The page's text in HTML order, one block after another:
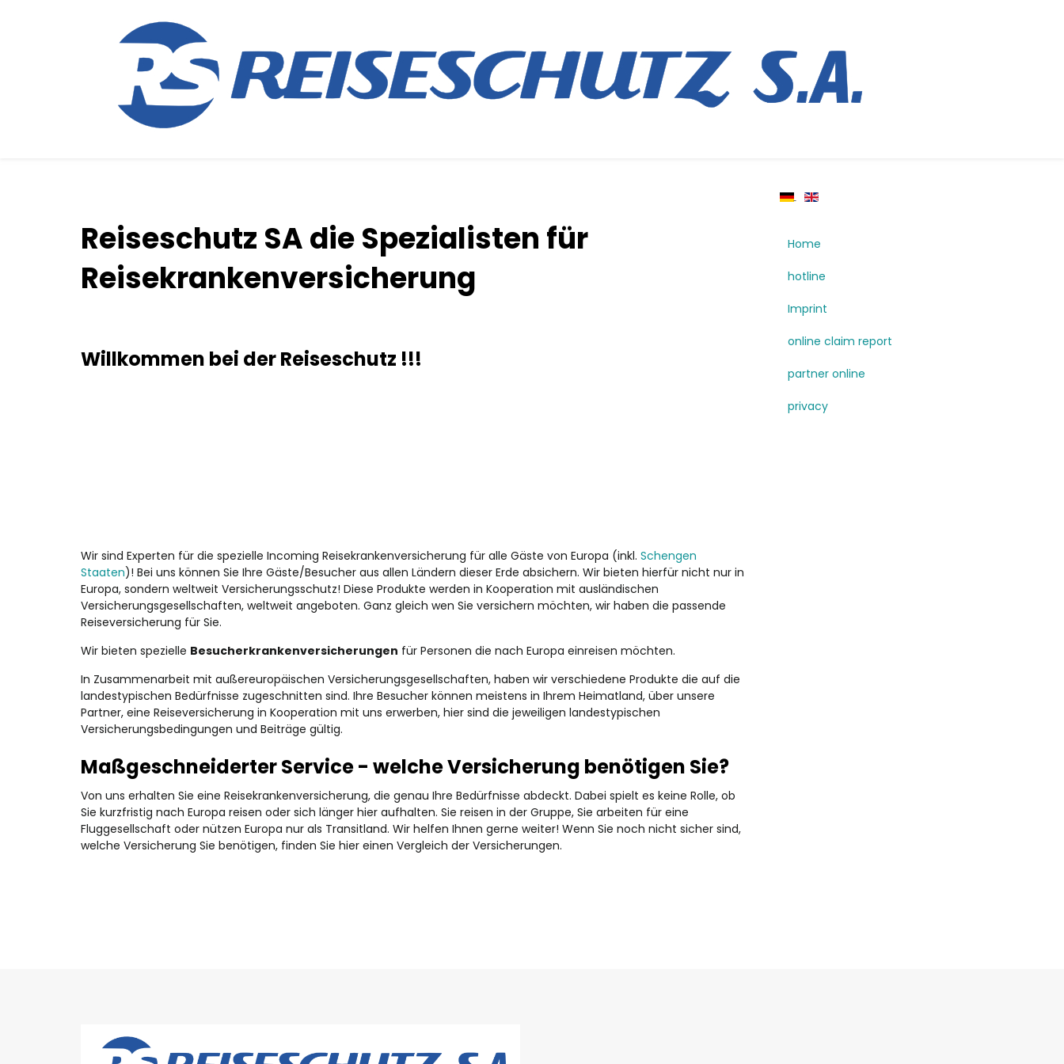
Reiseschutz SA die Spezialisten für
Reisekrankenversicherung
Willkommen bei der Reiseschutz !!!
Wir sind Experten für die spezielle Incoming Reisekrankenversicherung für alle Gäste von Europa (inkl. Schengen
Staaten)! Bei uns können Sie Ihre Gäste/Besucher aus allen Ländern dieser Erde absichern. Wir bieten hierfür nicht nur in
Europa, sondern weltweit Versicherungsschutz! Diese Produkte werden in Kooperation mit ausländischen
Versicherungsgesellschaften, weltweit angeboten. Ganz gleich wen Sie versichern möchten, wir haben die passende
Reiseversicherung für Sie.
Wir bieten spezielle Besucherkrankenversicherungen für Personen die nach Europa einreisen möchten.
In Zusammenarbeit mit außereuropäischen Versicherungsgesellschaften, haben wir verschiedene Produkte die auf die
landestypischen Bedürfnisse zugeschnitten sind. Ihre Besucher können meistens in Ihrem Heimatland, über unsere
Partner, eine Reiseversicherung in Kooperation mit uns erwerben, hier sind die jeweiligen landestypischen
Versicherungsbedingungen und Beiträge gültig.
Maßgeschneiderter Service - welche Versicherung benötigen Sie?
Von uns erhalten Sie eine Reisekrankenversicherung, die genau Ihre Bedürfnisse abdeckt. Dabei spielt es keine Rolle, ob
Sie kurzfristig nach Europa reisen oder sich länger hier aufhalten. Sie reisen in der Gruppe, Sie arbeiten für eine
Fluggesellschaft oder nützen Europa nur als Transitland. Wir helfen Ihnen gerne weiter! Wenn Sie noch nicht sicher sind,
welche Versicherung Sie benötigen, finden Sie hier einen Vergleich der Versicherungen.
Home
hotline
Imprint
online claim report
partner online
privacy